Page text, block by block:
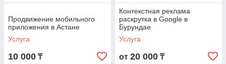
Продвижение мобильного
приложения в Астане
Услуга
10 000 ₸
Контекстная реклама
раскрутка в Google в
Бурундае
Услуга
от 20 000 ₸